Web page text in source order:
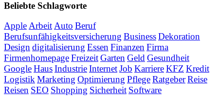
Beliebte Schlagworte
Apple Arbeit Auto Beruf
Berufsunfähigkeitsversicherung BusinessDekoration
Design digitalisierung Essen Finanzen Firma
FirmenhomepageFreizeitGarten Geld Gesundheit
GoogleHausIndustrieInternetJob KarriereKFZ Kredit
Logistik Marketing Optimierung PflegeRatgeberReise
Reisen SEO Shopping Sicherheit Software